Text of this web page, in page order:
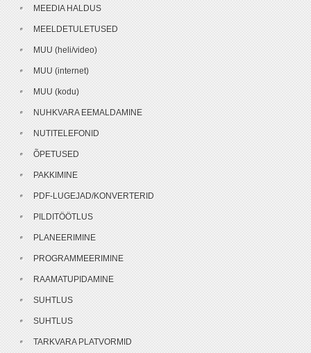
MEEDIA HALDUS
MEELDETULETUSED
MUU (heli/video)
MUU (internet)
MUU (kodu)
NUHKVARA EEMALDAMINE
NUTITELEFONID
ÕPETUSED
PAKKIMINE
PDF-LUGEJAD/KONVERTERID
PILDITÖÖTLUS
PLANEERIMINE
PROGRAMMEERIMINE
RAAMATUPIDAMINE
SUHTLUS
SUHTLUS
TARKVARA PLATVORMID